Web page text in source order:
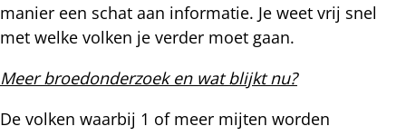
manier een schat aan informatie. Je weet vrij snel
met welke volken je verder moet gaan.
Meer broedonderzoek en wat blijkt nu?
De volken waarbij 1 of meer mijten worden